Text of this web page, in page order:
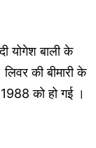
योगेश बाली के
की बीमारी के
को हो गई ।